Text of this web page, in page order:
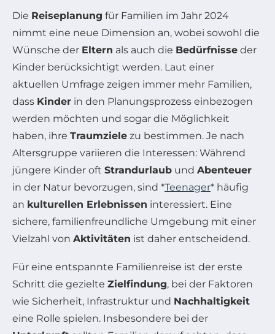
Die Reiseplanung für Familien im Jahr 2024
nimmt eine neue Dimension an, wobei sowohl die
Wünsche der Eltern als auch die Bedürfnisse der
Kinder berücksichtigt werden. Laut einer
aktuellen Umfrage zeigen immer mehr Familien,
dass Kinder in den Planungsprozess einbezogen
werden möchten und sogar die Möglichkeit
haben, ihre Traumziele zu bestimmen. Je nach
Altersgruppe variieren die Interessen: Während
jüngere Kinder oft Strandurlaub und Abenteuer
in der Natur bevorzugen, sind *Teenager* häufig
an kulturellen Erlebnissen interessiert. Eine
sichere, familienfreundliche Umgebung mit einer
Vielzahl von Aktivitäten ist daher entscheidend.
Für eine entspannte Familienreise ist der erste
Schritt die gezielte Zielfindung, bei der Faktoren
wie Sicherheit, Infrastruktur und Nachhaltigkeit
eine Rolle spielen. Insbesondere bei der